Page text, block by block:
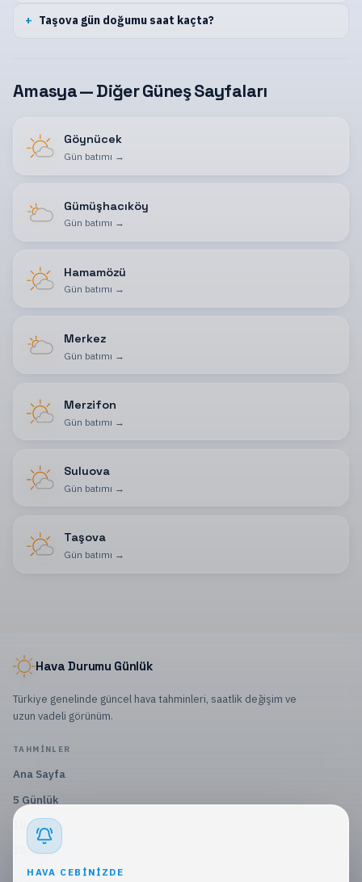
Taşova gün doğumu saat kaçta?
Amasya — Diğer Güneş Sayfaları
Göynücek
Gün batımı →
Gümüşhacıköy
Gün batımı →
Hamamözü
Gün batımı →
Merkez
Gün batımı →
Merzifon
Gün batımı →
Suluova
Gün batımı →
Taşova
Gün batımı →
Hava Durumu Günlük
Türkiye genelinde güncel hava tahminleri, saatlik değişim ve
uzun vadeli görünüm.
TAHMINLER
Ana Sayfa
5 Günlük
10 Günlük
15 Günlük
HAVA CEBINIZDE